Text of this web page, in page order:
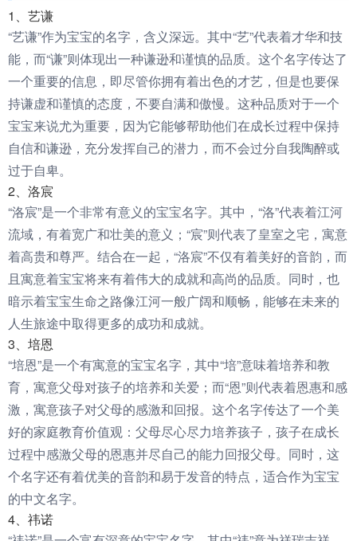
1、艺谦
“艺谦”作为宝宝的名字，含义深远。其中“艺”代表着才华和技
能，而“谦”则体现出一种谦逊和谨慎的品质。这个名字传达了
一个重要的信息，即尽管你拥有着出色的才艺，但是也要保
持谦虚和谨慎的态度，不要自满和傲慢。这种品质对于一个
宝宝来说尤为重要，因为它能够帮助他们在成长过程中保持
自信和谦逊，充分发挥自己的潜力，而不会过分自我陶醉或
过于自卑。
2、洛宸
“洛宸”是一个非常有意义的宝宝名字。其中，“洛”代表着江河
流域，有着宽广和壮美的意义；“宸”则代表了皇室之宅，寓意
着高贵和尊严。结合在一起，“洛宸”不仅有着美好的音韵，而
且寓意着宝宝将来有着伟大的成就和高尚的品质。同时，也
暗示着宝宝生命之路像江河一般广阔和顺畅，能够在未来的
人生旅途中取得更多的成功和成就。
3、培恩
“培恩”是一个有寓意的宝宝名字，其中“培”意味着培养和教
育，寓意父母对孩子的培养和关爱；而“恩”则代表着恩惠和感
激，寓意孩子对父母的感激和回报。这个名字传达了一个美
好的家庭教育价值观：父母尽心尽力培养孩子，孩子在成长
过程中感激父母的恩惠并尽自己的能力回报父母。同时，这
个名字还有着优美的音韵和易于发音的特点，适合作为宝宝
的中文名字。
4、祎诺